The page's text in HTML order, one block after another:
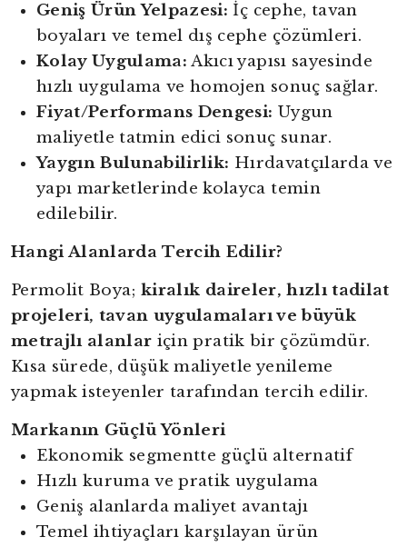
Geniş Ürün Yelpazesi: İç cephe, tavan
boyaları ve temel dış cephe çözümleri.
Kolay Uygulama: Akıcı yapısı sayesinde
hızlı uygulama ve homojen sonuç sağlar.
Fiyat/Performans Dengesi: Uygun
maliyetle tatmin edici sonuç sunar.
Yaygın Bulunabilirlik: Hırdavatçılarda ve
yapı marketlerinde kolayca temin
edilebilir.
Hangi Alanlarda Tercih Edilir?
Permolit Boya;kiralık daireler, hızlı tadilat
projeleri, tavan uygulamaları ve büyük
metrajlı alanlar için pratik bir çözümdür.
Kısa sürede, düşük maliyetle yenileme
yapmak isteyenler tarafından tercih edilir.
Markanın Güçlü Yönleri
Ekonomik segmentte güçlü alternatif
Hızlı kuruma ve pratik uygulama
Geniş alanlarda maliyet avantajı
Temel ihtiyaçları karşılayan ürün